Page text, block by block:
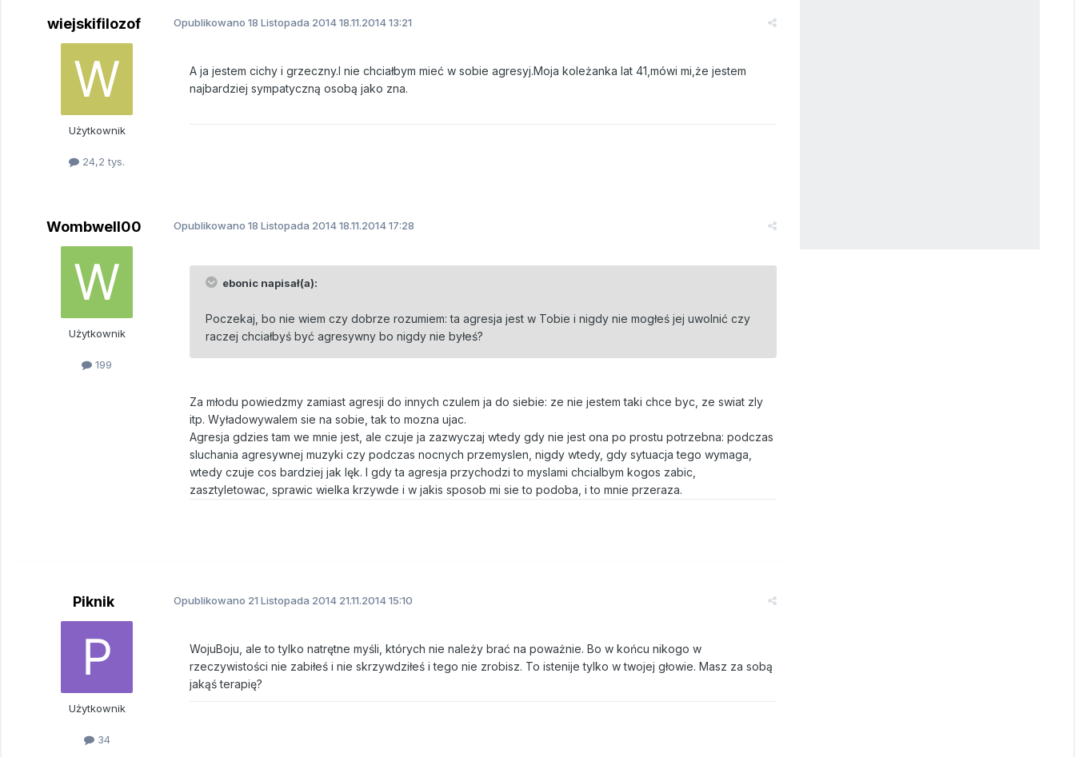
wiejskifilozof
Użytkownik
24,2 tys.
Opublikowano 18 Listopada 201418.11.2014 13:21
A ja jestem cichy i grzeczny.I nie chciałbym mieć w sobie agresyj.Moja koleżanka lat 41,mówi mi,że jestem
najbardziej sympatyczną osobą jako zna.
Wombwell00
Użytkownik
199
Opublikowano 18 Listopada 201418.11.2014 17:28
ebonic napisał(a):
Poczekaj, bo nie wiem czy dobrze rozumiem: ta agresja jest w Tobie i nigdy nie mogłeś jej uwolnić czy
raczej chciałbyś być agresywny bo nigdy nie byłeś?
Za młodu powiedzmy zamiast agresji do innych czulem ja do siebie: ze nie jestem taki chce byc, ze swiat zly
itp. Wyładowywalem sie na sobie, tak to mozna ujac.
Agresja gdzies tam we mnie jest, ale czuje ja zazwyczaj wtedy gdy nie jest ona po prostu potrzebna: podczas
sluchania agresywnej muzyki czy podczas nocnych przemyslen, nigdy wtedy, gdy sytuacja tego wymaga,
wtedy czuje cos bardziej jak lęk. I gdy ta agresja przychodzi to myslami chcialbym kogos zabic,
zasztyletowac, sprawic wielka krzywde i w jakis sposob mi sie to podoba, i to mnie przeraza.
Piknik
Użytkownik
34
Opublikowano 21 Listopada 2014 21.11.2014 15:10
WojuBoju, ale to tylko natrętne myśli, których nie należy brać na poważnie. Bo w końcu nikogo w
rzeczywistości nie zabiłeś i nie skrzywdziłeś i tego nie zrobisz. To istenije tylko w twojej głowie. Masz za sobą
jakąś terapię?